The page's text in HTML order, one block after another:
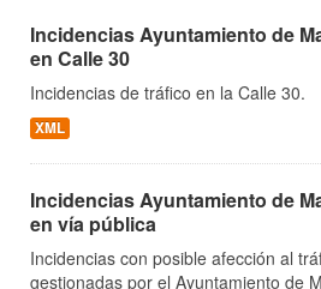
Incidencias Ayuntamiento de
en Calle 30
Incidencias de tráfico en la Calle 30.
XML
Incidencias Ayuntamiento de
en vía pública
Incidencias con posible afección al
gestionadas por el Ayuntamiento de